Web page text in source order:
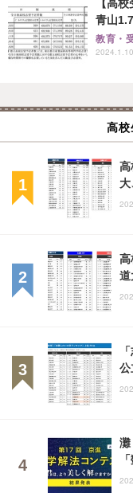
【高
青山
教育・
高校
高
大
高
道
公
灘